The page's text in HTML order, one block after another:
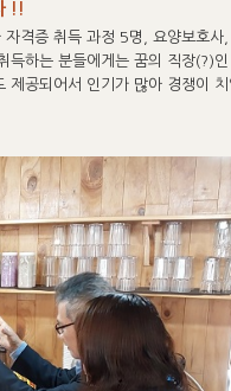
!!
격증 취득 과정 5명, 요양보호사,
하는 분들에게는 꿈의 직장(?)인
공되어서 인기가 많아 경쟁이 치